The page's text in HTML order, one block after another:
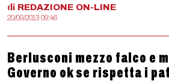
di REDAZIONE ON-LINE
20/09/2013 09:46
Berlusconi mezzo falco e
Governo ok se rispetta i